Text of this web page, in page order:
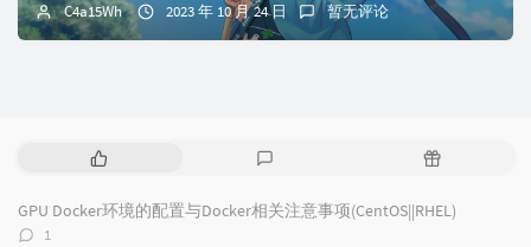
C4a15Wh 2023 年 10 月 24 日 暂无评论
热
文
章
评
论
随
文
章
GPU Docker环境的配置与Docker相关注意事项(CentOS||RHEL)
评1